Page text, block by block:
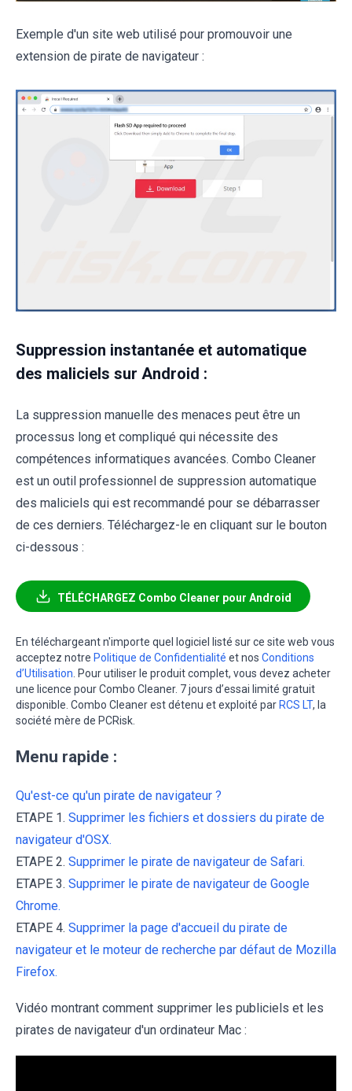
Exemple d'un site web utilisé pour promouvoir une
extension de pirate de navigateur :
Suppression instantanée et automatique
des maliciels sur Android :
La suppression manuelle des menaces peut être un
processus long et compliqué qui nécessite des
compétences informatiques avancées. Combo Cleaner
est un outil professionnel de suppression automatique
des maliciels qui est recommandé pour se débarrasser
de ces derniers. Téléchargez-le en cliquant sur le bouton
ci-dessous :
TÉLÉCHARGEZ Combo Cleaner pour Android
En téléchargeant n'importe quel logiciel listé sur ce site web vous
acceptez notre Politique de Confidentialité et nos Conditions
d’Utilisation . Pour utiliser le produit complet, vous devez acheter
une licence pour Combo Cleaner. 7 jours d’essai limité gratuit
disponible. Combo Cleaner est détenu et exploité par RCS LT, la
société mère de PCRisk.
Menu rapide :
Qu'est-ce qu'un pirate de navigateur ?
ETAPE 1. Supprimer les fichiers et dossiers du pirate de
navigateur d'OSX.
ETAPE 2. Supprimer le pirate de navigateur de Safari.
ETAPE 3. Supprimer le pirate de navigateur de Google
Chrome.
ETAPE 4. Supprimer la page d'accueil du pirate de
navigateur et le moteur de recherche par défaut de Mozilla
Firefox.
Vidéo montrant comment supprimer les publiciels et les
pirates de navigateur d'un ordinateur Mac :